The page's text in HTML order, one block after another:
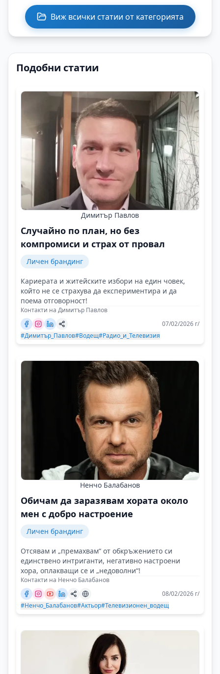
Виж всички статии от категорията
Подобни статии
Димитър Павлов
Случайно по план, но без
компромиси и страх от провал
Личен брандинг
Кариерата и житейските избори на един човек,
който не се страхува да експериментира и да
поема отговорност!
Контакти на Димитър Павлов
07/02/2026 г/
#Димитър_Павлов#Водещ#Радио_и_Телевизия
Ненчо Балабанов
Обичам да заразявам хората около
мен с добро настроение
Личен брандинг
Отсявам и „премахвам“ от обкръжението си
единствено интриганти, негативно настроени
хора, оплакващи се и „недоволни“!
Контакти на Ненчо Балабанов
08/02/2026 г/
#Ненчо_Балабанов#Актьор#Телевизионен_водещ